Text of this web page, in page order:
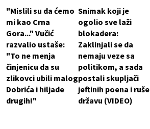
"Mislili su da ćemo
mi kao Crna
Gora..." Vučić
razvalio ustaše:
"To ne menja
činjenicu da su
zlikovci ubili malog
Dobrića i hiljade
drugih!"
Snimak koji je
ogolio sve laži
blokadera:
Zaklinjali se da
nemaju veze sa
politikom, a sada
postali skupljači
jeftinih poena i ruše
državu (VIDEO)